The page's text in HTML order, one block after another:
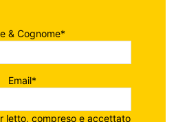
& Cognome*
Email*
letto, compreso e accettato